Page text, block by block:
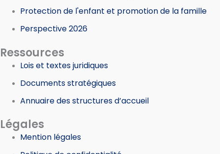
Protection de l'enfant et promotion de la famille
Perspective 2026
Ressources
Lois et textes juridiques
Documents stratégiques
Annuaire des structures d’accueil
Légales
Mention légales